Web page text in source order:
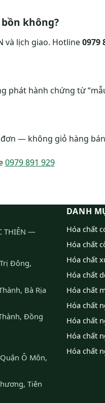
không?
và lịch giao. Hotline0979
phát hành chứng từ
đơn — không giỏ hàng
0979 891 929
THIÊN —
Đông,
Bà Rịa
Đồng
Ô Môn,
Tiên
DANH
Hóa chất
Hóa chất
Hóa chất
Hóa chất
Hóa chất
Hóa chất
Hóa chất
Hóa chất
Hóa chất